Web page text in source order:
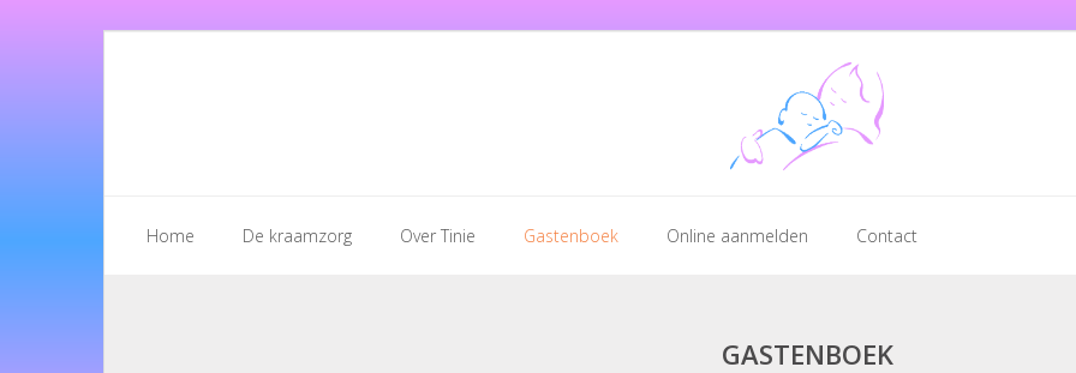
Home De kraamzorg Over Tinie Gastenboek Online aanmelden Contact
GASTENBOEK